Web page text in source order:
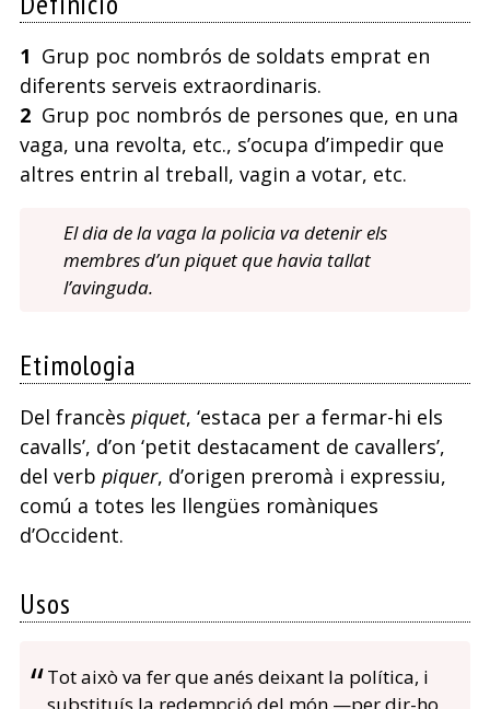
1 Grup poc nombrós de soldats emprat en
diferents serveis extraordinaris.
2Grup poc nombrós de persones que, en una
vaga, una revolta, etc., s’ocupa d’impedir que
altres entrin al treball, vagin a votar, etc.
El dia de la vaga la policia va detenir els
membres d’un piquet que havia tallat
l’avinguda.
Etimologia
Del francès piquet, ‘estaca per a fermar-hi els
cavalls’, d’on ‘petit destacament de cavallers’,
del verb piquer, d’origen preromà i expressiu,
comú a totes les llengües romàniques
d’Occident.
Usos
Tot això va fer que anés deixant la política, i